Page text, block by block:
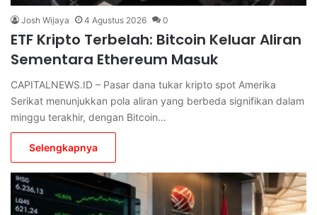
Josh Wijaya 4 Agustus 2026 0
ETF Kripto Terbelah: Bitcoin Keluar Aliran
Sementara Ethereum Masuk
CAPITALNEWS.ID – Pasar dana tukar kripto spot Amerika
Serikat menunjukkan pola aliran yang berbeda signifikan dalam
minggu terakhir, dengan Bitcoin…
Selengkapnya